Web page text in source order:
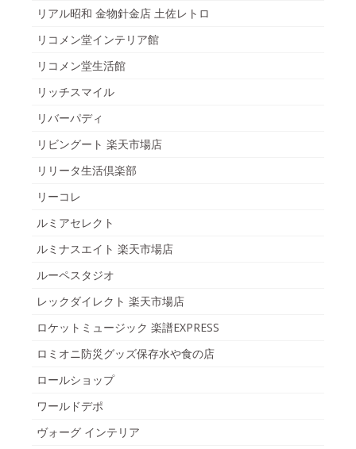
リアル昭和 金物針金店 土佐レトロ
リコメン堂インテリア館
リコメン堂生活館
リッチスマイル
リバーパディ
リビングート 楽天市場店
リリータ生活倶楽部
リーコレ
ルミアセレクト
ルミナスエイト 楽天市場店
ルーペスタジオ
レックダイレクト 楽天市場店
ロケットミュージック 楽譜EXPRESS
ロミオニ防災グッズ保存水や食の店
ロールショップ
ワールドデポ
ヴォーグ インテリア